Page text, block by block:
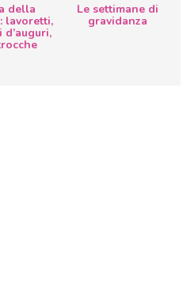
della
lavoretti,
Le settimane di
gravidanza